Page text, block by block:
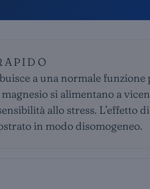
a una normale funzione
magnesio si alimentano a
allo stress. L’effetto
in modo disomogeneo.